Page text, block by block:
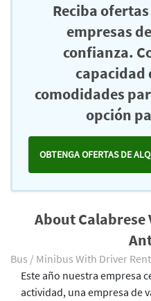
Reciba
empresas
confianza.
capacidad
comodidades
opción
OBTENGA OFERTAS DE
About Calabrese
Bus / Minibus With Driver
Este año nuestra empresa
actividad, una empresa de